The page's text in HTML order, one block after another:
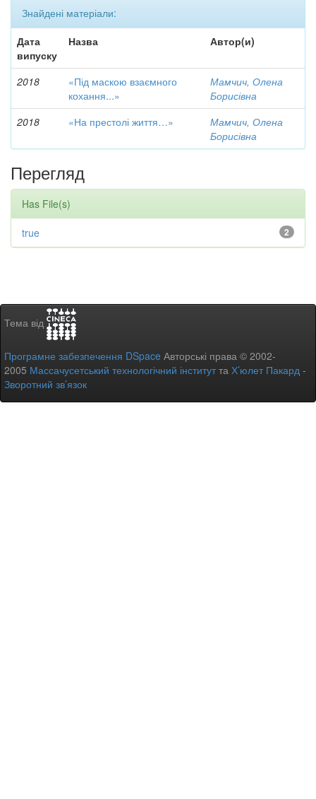
Знайдені матеріали:
Дата
випуску
Назва Автор(и)
2018
«Під маскою взаємного
кохання...»
Мамчич, Олена
Борисівна
2018
«На престолі життя…»
Мамчич, Олена
Борисівна
Перегляд
Has File(s)
2
true
Тема від
Програмне забезпечення DSpace Авторські права © 2002-
2005 Массачусетський технологічний інститутта Х’юлет Пакард -
Зворотний зв’язок